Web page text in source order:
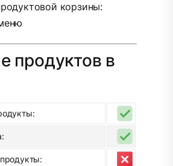
корзины:
продуктов в